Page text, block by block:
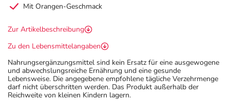
Mit Orangen-Geschmack
Zur Artikelbeschreibung
Zu den Lebensmittelangaben
Nahrungsergänzungsmittel sind kein Ersatz für eine ausgewogene
und abwechslungsreiche Ernährung und eine gesunde
Lebensweise. Die angegebene empfohlene tägliche Verzehrmenge
darf nicht überschritten werden. Das Produkt außerhalb der
Reichweite von kleinen Kindern lagern.